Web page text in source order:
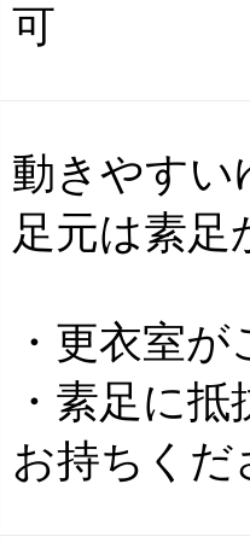
可
動きやすい
足元は素足
・更衣室
・素足に
お持ちくだ